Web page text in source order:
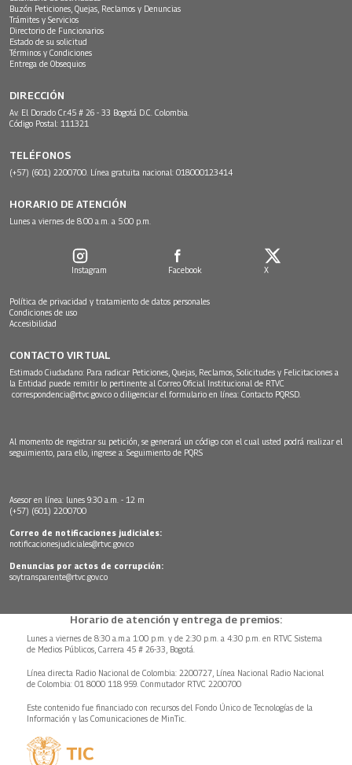
Buzón Peticiones, Quejas, Reclamos y Denuncias
Trámites y Servicios
Directorio de Funcionarios
Estado de su solicitud
Términos y Condiciones
Entrega de Obsequios
DIRECCIÓN
Av. El Dorado Cr.45 # 26 - 33 Bogotá D.C. Colombia.
Código Postal: 111321
TELÉFONOS
(+57) (601) 2200700. Línea gratuita nacional: 018000123414
HORARIO DE ATENCIÓN
Lunes a viernes de 8:00 a.m. a 5:00 p.m.
Instagram Facebook X
Política de privacidad y tratamiento de datos personales
Condiciones de uso
Accesibilidad
CONTACTO VIRTUAL
Estimado Ciudadano: Para radicar Peticiones, Quejas, Reclamos, Solicitudes y Felicitaciones a
la Entidad puede remitir lo pertinente al Correo Oficial Institucional de RTVC
correspondencia@rtvc.gov.co o diligenciar el formulario en línea: Contacto PQRSD.
Al momento de registrar su petición, se generará un código con el cual usted podrá realizar el
seguimiento, para ello, ingrese a: Seguimiento de PQRS
Asesor en línea: lunes 9:30 a.m. - 12 m
(+57) (601) 2200700
Correo de notificaciones judiciales:
notificacionesjudiciales@rtvc.gov.co
Denuncias por actos de corrupción:
soytransparente@rtvc.gov.co
Horario de atención y entrega de premios:
Lunes a viernes de 8:30 a.m.a 1:00 p.m. y de 2:30 p.m. a 4:30 p.m. en RTVC Sistema
de Medios Públicos, Carrera 45 # 26-33, Bogotá.
Línea directa Radio Nacional de Colombia: 2200727, Línea Nacional Radio Nacional
de Colombia: 01 8000 118 959. Conmutador RTVC 2200700
Este contenido fue financiado con recursos del Fondo Único de Tecnologías de la
Información y las Comunicaciones de MinTic.